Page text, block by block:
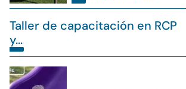
Taller de capacitación en RCP
y...